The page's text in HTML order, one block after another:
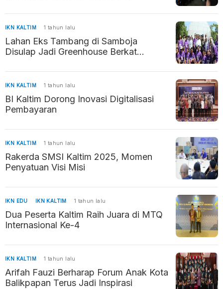
IKN KALTIM 1 tahun lalu
Lahan Eks Tambang di Samboja
Disulap Jadi Greenhouse Berkat
IKN KALTIM 1 tahun lalu
BI Kaltim Dorong Inovasi Digitalisasi
Pembayaran
IKN KALTIM 1 tahun lalu
Rakerda SMSI Kaltim 2025, Momen
Penyatuan Visi Misi
IKN EDU IKN KALTIM 1 tahun lalu
Dua Peserta Kaltim Raih Juara di MTQ
Internasional Ke-4
IKN KALTIM 1 tahun lalu
Arifah Fauzi Berharap Forum Anak Kota
Balikpapan Terus Jadi Inspirasi